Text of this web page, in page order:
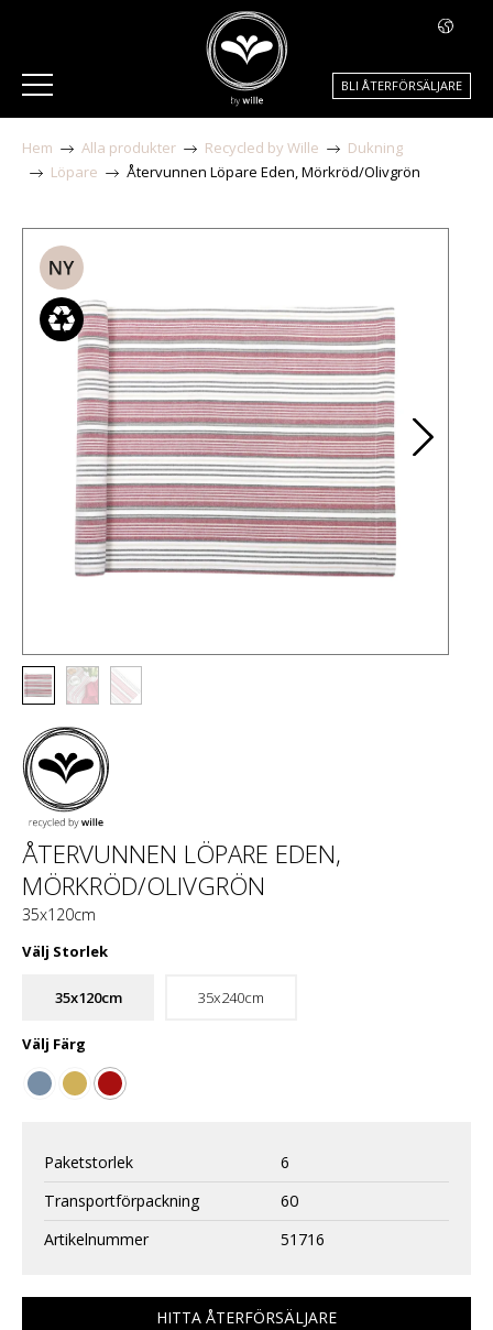
BLI ÅTERFÖRSÄLJARE
Hem Alla produkter Recycled by Wille
Dukning
Löpare
Återvunnen Löpare Eden, Mörkröd/Olivgrön
ÅTERVUNNEN LÖPARE EDEN,
MÖRKRÖD/OLIVGRÖN
35x120cm
Välj Storlek
35x120cm 35x240cm
Välj Färg
Paketstorlek
6
Transportförpackning
60
Artikelnummer
51716
HITTA ÅTERFÖRSÄLJARE